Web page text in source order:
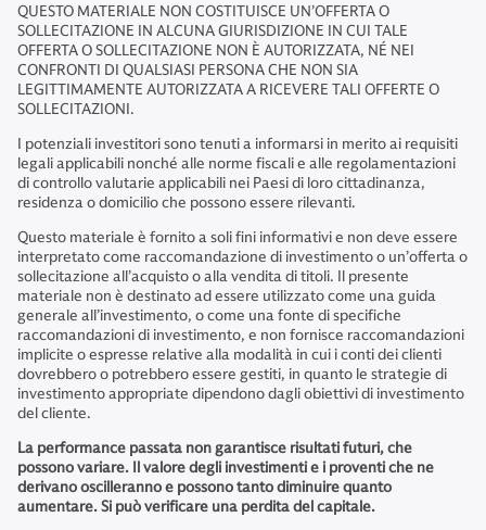
QUESTO MATERIALE NON COSTITUISCE UN’OFFERTA O
SOLLECITAZIONE IN ALCUNA GIURISDIZIONE IN CUI TALE
OFFERTA O SOLLECITAZIONE NON È AUTORIZZATA, NÉ NEI
CONFRONTI DI QUALSIASI PERSONA CHE NON SIA
LEGITTIMAMENTE AUTORIZZATA A RICEVERE TALI OFFERTE O
SOLLECITAZIONI.
I potenziali investitori sono tenuti a informarsi in merito ai requisiti
legali applicabili nonché alle norme fiscali e alle regolamentazioni
di controllo valutarie applicabili nei Paesi di loro cittadinanza,
residenza o domicilio che possono essere rilevanti.
Questo materiale è fornito a soli fini informativi e non deve essere
interpretato come raccomandazione di investimento o un’offerta o
sollecitazione all’acquisto o alla vendita di titoli. Il presente
materiale non è destinato ad essere utilizzato come una guida
generale all’investimento, o come una fonte di specifiche
raccomandazioni di investimento, e non fornisce raccomandazioni
implicite o espresse relative alla modalità in cui i conti dei clienti
dovrebbero o potrebbero essere gestiti, in quanto le strategie di
investimento appropriate dipendono dagli obiettivi di investimento
del cliente.
La performance passata non garantisce risultati futuri, che
possono variare. Il valore degli investimenti e i proventi che ne
derivano oscilleranno e possono tanto diminuire quanto
aumentare. Si può verificare una perdita del capitale.